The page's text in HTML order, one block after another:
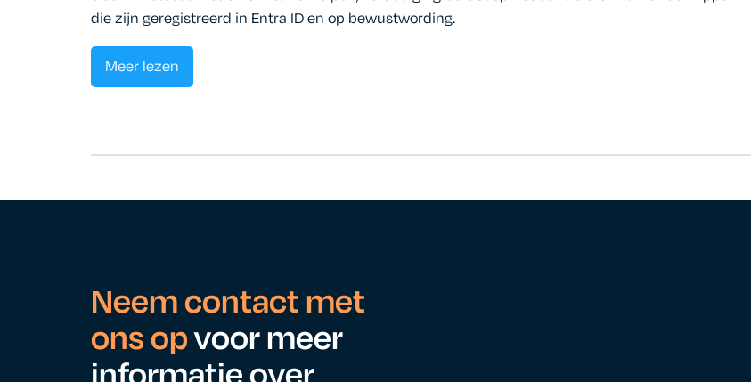
die zijn geregistreerd in Entra ID en op bewustwording.
Meer lezen
Neem contact met
ons opvoor meer